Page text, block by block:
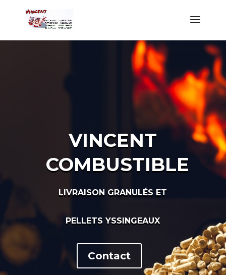
VINCENT
COMBUSTIBLE
LIVRAISON GRANULÉS ET
PELLETS YSSINGEAUX
Contact